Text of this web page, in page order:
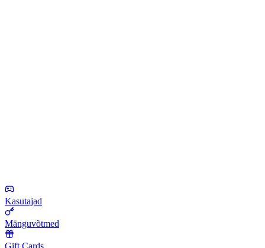
Kasutajad
Mänguvõtmed
Gift Cards